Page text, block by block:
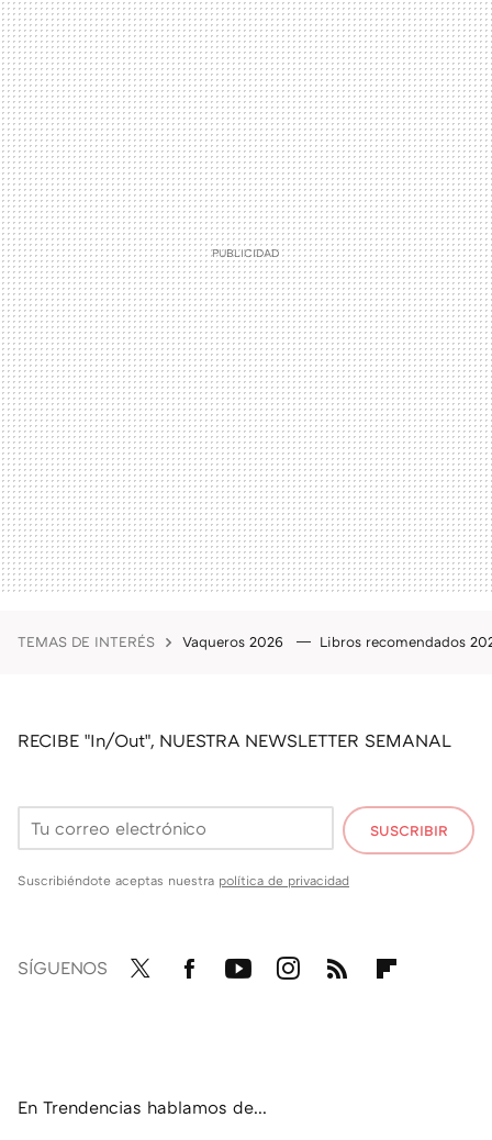
TEMAS DE INTERÉS Vaqueros 2026 Libros recomendados
RECIBE "In/Out", NUESTRA NEWSLETTER SEMANAL
SUSCRIBIR
Suscribiéndote aceptas nuestra política de privacidad
SÍGUENOS
En Trendencias hablamos de...